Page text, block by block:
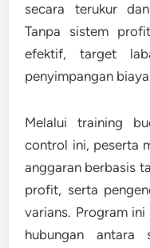
secara terukur
Tanpa sistem
efektif, target
penyimpangan
Melalui training
control ini, peserta
anggaran berbasis
profit, serta
varians. Program
hubungan antara